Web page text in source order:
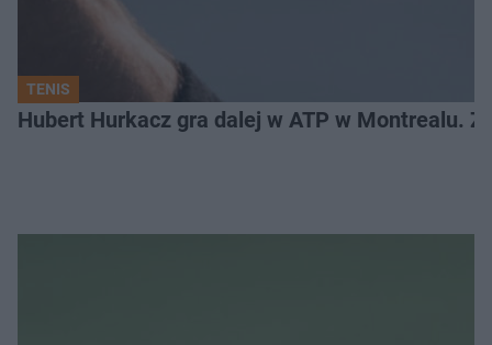
TENIS
Hubert Hurkacz gra dalej w ATP w Montrealu.